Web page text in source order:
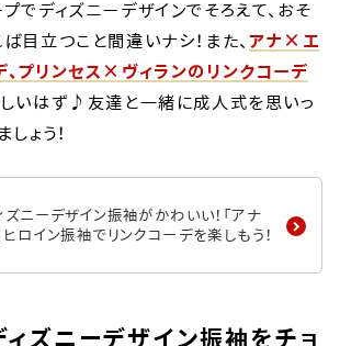
でディズニーデザインでそろえて、おそ
目立つこと間違いナシ！また、 アナ×エ
プリンセス×ヴィランのリンクコーデ
しいはず♪友達と一緒に成人式を思いっ
ょう！
ズニーデザイン振袖がかわいい！「アナ
ヒロイン振袖でリンクコーデを楽しもう！
ィズニーデザイン振袖をチョ